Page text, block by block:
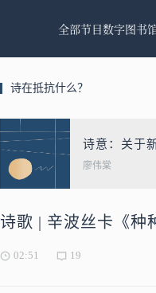
全部节目数字图书
诗在抵抗什么？
诗意：关于
廖伟棠
诗歌 | 辛波丝卡《种
02:51 19